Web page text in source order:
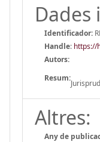
Identificador:
Handle: https://
Autors:
Resum:
Altres:
Any de